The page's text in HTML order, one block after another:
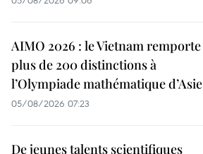
AIMO 2026 : le Vietnam remporte
plus de 200 distinctions à
l’Olympiade mathématique d’Asie
05/08/2026 07:23
De jeunes talents scientifiques